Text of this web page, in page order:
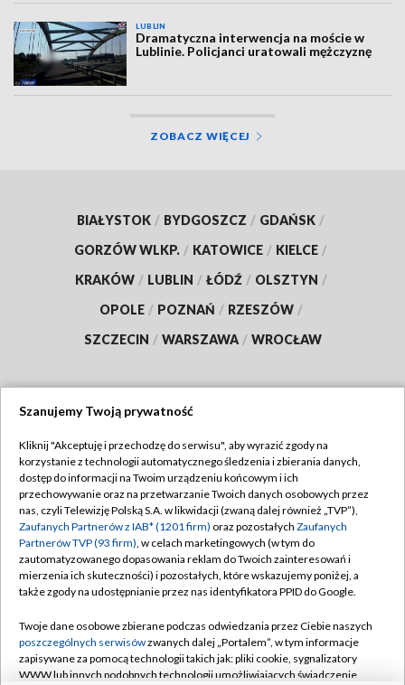
LUBLIN
Dramatyczna interwencja na moście w
Lublinie. Policjanci uratowali mężczyznę
ZOBACZ WIĘCEJ
BIAŁYSTOK / BYDGOSZCZ / GDAŃSK /
GORZÓW WLKP. / KATOWICE / KIELCE /
KRAKÓW / LUBLIN / ŁÓDŹ / OLSZTYN /
OPOLE / POZNAŃ / RZESZÓW /
SZCZECIN / WARSZAWA / WROCŁAW
TVP
Abonament TVP
Emisja w TVP
Centrum informacji TVP
Naziemna Telewizja Cyfrowa
Rada Programowa
System NOS
Regulamin TVP
Polityka prywatności
Moje zgody
Pomoc
Kontakt
Szanujemy Twoją prywatność
Kliknij "Akceptuję i przechodzę do serwisu", aby wyrazić zgody na
korzystanie z technologii automatycznego śledzenia i zbierania danych,
dostęp do informacji na Twoim urządzeniu końcowym i ich
przechowywanie oraz na przetwarzanie Twoich danych osobowych przez
nas, czyli Telewizję Polską S.A. w likwidacji (zwaną dalej również „TVP”),
Zaufanych Partnerów z IAB* (1201 firm) oraz pozostałych Zaufanych
Partnerów TVP (93 firm), w celach marketingowych (w tym do
zautomatyzowanego dopasowania reklam do Twoich zainteresowań i
mierzenia ich skuteczności) i pozostałych, które wskazujemy poniżej, a
także zgody na udostępnianie przez nas identyfikatora PPID do Google.
Twoje dane osobowe zbierane podczas odwiedzania przez Ciebie naszych
poszczególnych serwisówzwanych dalej „Portalem”, w tym informacje
zapisywane za pomocą technologii takich jak: pliki cookie, sygnalizatory
WWW lub innych podobnych technologii umożliwiających świadczenie